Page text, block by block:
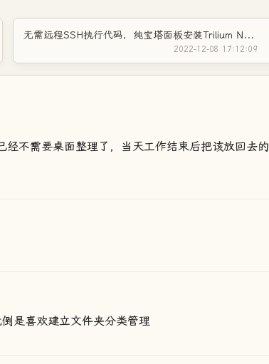
无需远程SSH执行代码，纯宝塔面板安装Trilium Notes中文版笔记本软件
2022-12-08 17:12:09
不需要桌面整理了，当天工作结束后把该放回去的
是喜欢建立文件夹分类管理